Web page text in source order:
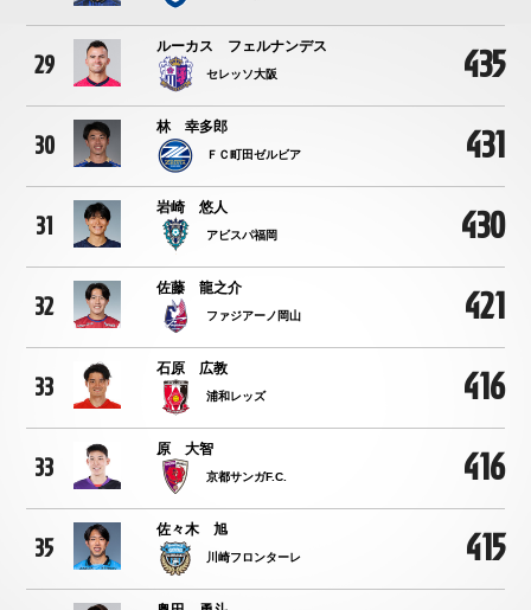
29
ルーカス フェルナンデス
セレッソ大阪 435
30
林 幸多郎
ＦＣ町田ゼルビア 431
31
岩崎 悠人
アビスパ福岡 430
32
佐藤 龍之介
ファジアーノ岡山 421
33
石原 広教
浦和レッズ 416
33
原 大智
京都サンガF.C. 416
35
佐々木 旭
川崎フロンターレ 415